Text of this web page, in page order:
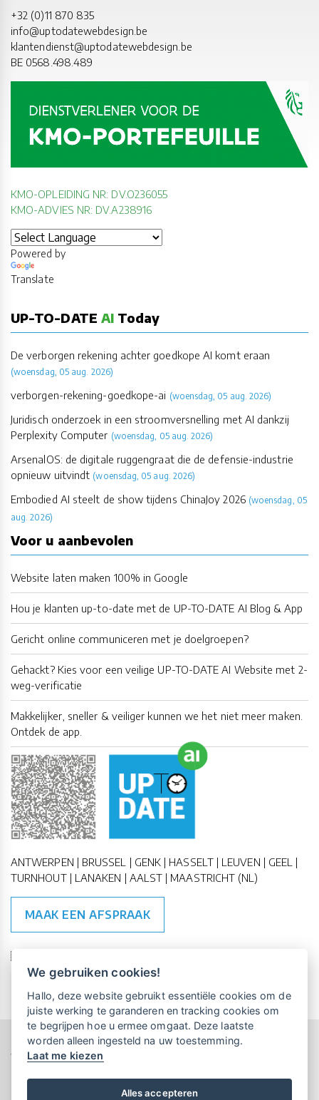
+32 (0)11 870 835
info@uptodatewebdesign.be
klantendienst@uptodatewebdesign.be
BE 0568.498.489
KMO-OPLEIDING NR: DV.O236055
KMO-ADVIES NR: DV.A238916
Powered by
Translate
UP-TO-DATE AI Today
De verborgen rekening achter goedkope AI komt eraan
(woensdag, 05 aug. 2026)
verborgen-rekening-goedkope-ai (woensdag, 05 aug. 2026)
Juridisch onderzoek in een stroomversnelling met AI dankzij
Perplexity Computer (woensdag, 05 aug. 2026)
ArsenalOS: de digitale ruggengraat die de defensie-industrie
opnieuw uitvindt (woensdag, 05 aug. 2026)
Embodied AI steelt de show tijdens ChinaJoy 2026 (woensdag, 05
aug. 2026)
Voor u aanbevolen
Website laten maken 100% in Google
Hou je klanten up-to-date met de UP-TO-DATE AI Blog & App
Gericht online communiceren met je doelgroepen?
Gehackt? Kies voor een veilige UP-TO-DATE AI Website met 2-
weg-verificatie
Makkelijker, sneller & veiliger kunnen we het niet meer maken.
Ontdek de app.
ANTWERPEN | BRUSSEL | GENK | HASSELT | LEUVEN | GEEL |
TURNHOUT | LANAKEN | AALST | MAASTRICHT (NL)
MAAK EEN AFSPRAAK
🇪🇺 🇧🇪
Copyright All Rights Reserved © 2015-2026 UP-TO-DATE
WebDesign
Privacy & Cookies
Locations Algemene Voorwaarden
We gebruiken cookies!
Hallo, deze website gebruikt essentiële cookies om de
juiste werking te garanderen en tracking cookies om
te begrijpen hoe u ermee omgaat. Deze laatste
worden alleen ingesteld na uw toestemming.
Laat me kiezen
Alles accepteren
Vrijblijvende kennismaking?Boek
een persoonlijke demo.
Maandelijks gratis opleidingen